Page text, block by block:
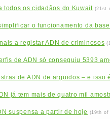
todos os cidadãos do Kuwait (21st
o funcionamento da
a registar ADN de criminosos
de ADN só conseguiu 5393
de ADN de arguidos – e isso
já tem mais de quatro mil
suspensa a partir de hoje (19th of